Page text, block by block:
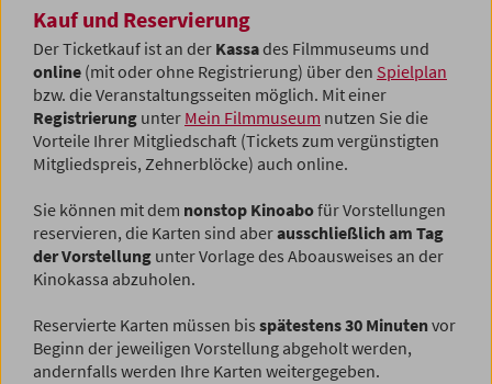
Kauf und Reservierung
Der Ticketkauf ist an der Kassades Filmmuseums und
online (mit oder ohne Registrierung) über den Spielplan
bzw. die Veranstaltungsseiten möglich. Mit einer
Registrierung unter Mein Filmmuseum nutzen Sie die
Vorteile Ihrer Mitgliedschaft (Tickets zum vergünstigten
Mitgliedspreis, Zehnerblöcke) auch online.
Sie können mit dem nonstop Kinoabofür Vorstellungen
reservieren, die Karten sind aberausschließlich am Tag
der Vorstellung unter Vorlage des Aboausweises an der
Kinokassa abzuholen.
Reservierte Karten müssen bis spätestens 30 Minutenvor
Beginn der jeweiligen Vorstellung abgeholt werden,
andernfalls werden Ihre Karten weitergegeben.